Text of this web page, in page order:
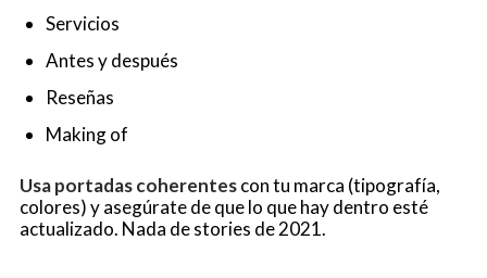
Servicios
Antes y después
Reseñas
Making of
Usa portadas coherentescon tu marca (tipografía,
colores) y asegúrate de que lo que hay dentro esté
actualizado. Nada de stories de 2021.